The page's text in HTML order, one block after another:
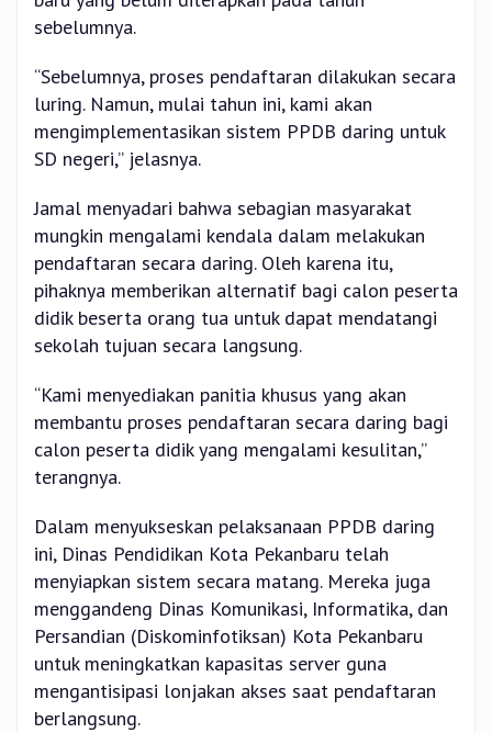
sebelumnya.
“Sebelumnya, proses pendaftaran dilakukan secara
luring. Namun, mulai tahun ini, kami akan
mengimplementasikan sistem PPDB daring untuk
SD negeri,” jelasnya.
Jamal menyadari bahwa sebagian masyarakat
mungkin mengalami kendala dalam melakukan
pendaftaran secara daring. Oleh karena itu,
pihaknya memberikan alternatif bagi calon peserta
didik beserta orang tua untuk dapat mendatangi
sekolah tujuan secara langsung.
“Kami menyediakan panitia khusus yang akan
membantu proses pendaftaran secara daring bagi
calon peserta didik yang mengalami kesulitan,”
terangnya.
Dalam menyukseskan pelaksanaan PPDB daring
ini, Dinas Pendidikan Kota Pekanbaru telah
menyiapkan sistem secara matang. Mereka juga
menggandeng Dinas Komunikasi, Informatika, dan
Persandian (Diskominfotiksan) Kota Pekanbaru
untuk meningkatkan kapasitas server guna
mengantisipasi lonjakan akses saat pendaftaran
berlangsung.